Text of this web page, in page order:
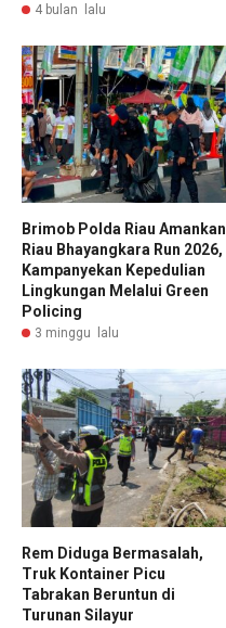
4 bulan lalu
Brimob Polda Riau Amankan
Riau Bhayangkara Run 2026,
Kampanyekan Kepedulian
Lingkungan Melalui Green
Policing
3 minggu lalu
Rem Diduga Bermasalah,
Truk Kontainer Picu
Tabrakan Beruntun di
Turunan Silayur